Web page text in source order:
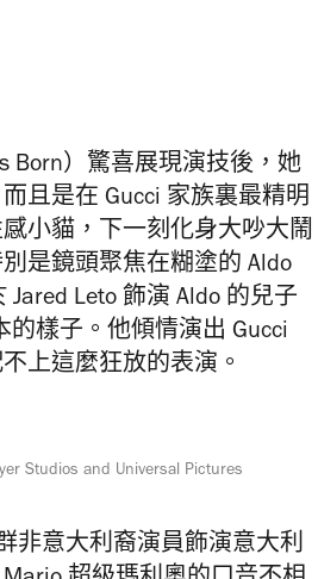
Born）驚喜展現演技後，她
且是在 Gucci 家族裏最精明
小貓，下一刻化身大吵大鬧
是鏡頭聚焦在糊塗的 Aldo
Leto 飾演 Aldo 的兒子
樣子。他傾情演出 Gucci
上這麼狂放的表演。
Studios and Universal Pictures
非意大利裔演員飾演意大利